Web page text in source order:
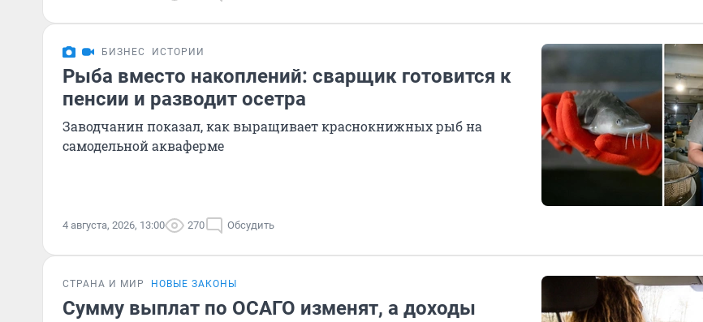
БИЗНЕС ИСТОРИИ
Рыба вместо накоплений: сварщик готовится к
пенсии и разводит осетра
Заводчанин показал, как выращивает краснокнижных рыб на
самодельной акваферме
4 августа, 2026, 13:00 270 Обсудить
СТРАНА И МИР НОВЫЕ ЗАКОНЫ
Сумму выплат по ОСАГО изменят, а доходы